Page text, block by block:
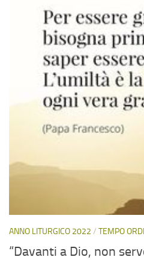
ANNO LITURGICO 2022 / TEMPO
“Davanti a Dio, non